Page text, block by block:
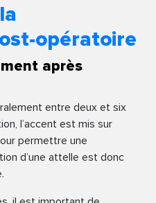
opératoire
après
entre deux et six
l’accent est mis sur
permettre une
d’une attelle est donc